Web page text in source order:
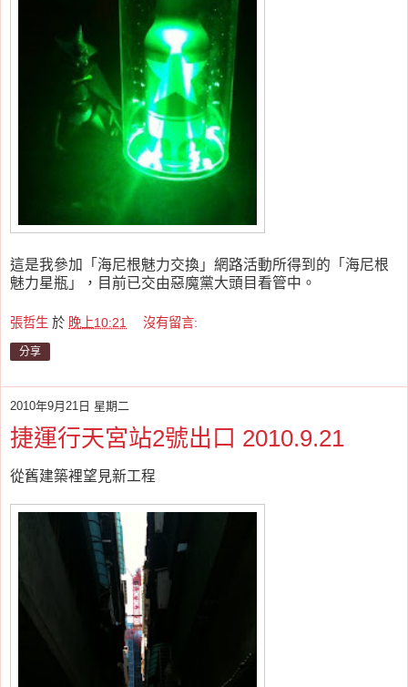
這是我參加「海尼根魅力交換」網路活動所得到的「海尼根
魅力星瓶」，目前已交由惡魔黨大頭目看管中。
張哲生 於 晚上10:21 沒有留言:
分享
2010年9月21日 星期二
捷運行天宮站2號出口 2010.9.21
從舊建築裡望見新工程